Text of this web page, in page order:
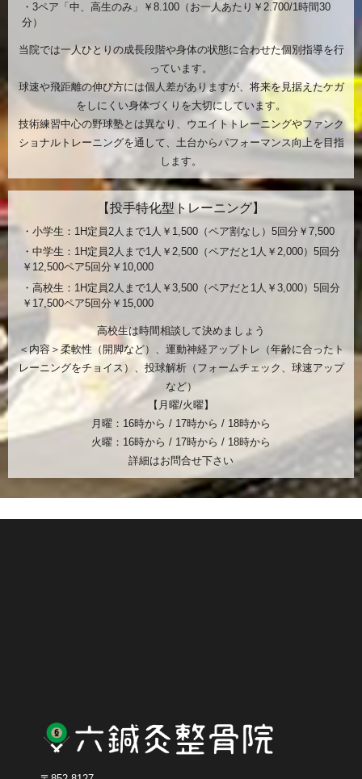
・3ペア「中、高生のみ」￥8.100（お一人あたり￥2.700/1時間30
分）
当院では一人ひとりの成長段階や身体の状態に合わせた個別指導を行
っています。
球速や飛距離の伸び方には個人差がありますが、将来を見据えたケガ
をしにくい身体づくりを大切にしています。
技術練習中心の野球塾とは異なり、ウエイトトレーニングやファンク
ショナルトレーニングを通して、土台からパフォーマンス向上を目指
します。
【投手特化型トレーニング】
・小学生：1H定員2人まで1人￥1,500（ペア割なし）5回分￥7,500
・中学生：1H定員2人まで1人￥2,500（ペアだと1人￥2,000）5回分
￥12,500ペア5回分￥10,000
・高校生：1H定員2人まで1人￥3,500（ペアだと1人￥3,000）5回分
￥17,500ペア5回分￥15,000
高校生は時間相談して決めましょう
＜内容＞柔軟性（開脚など）、運動神経アップトレ（年齢に合ったト
レーニングをチョイス）、投球解析（フォームチェック、球速アップ
など）
【月曜/火曜】
月曜：16時から / 17時から / 18時から
火曜：16時から / 17時から / 18時から
詳細はお問合せ下さい